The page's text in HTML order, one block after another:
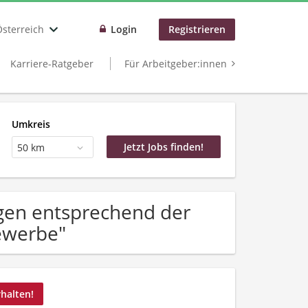
Login Registrieren
Karriere-Ratgeber Für Arbeitgeber:innen
Umkreis
50 km
entsprechend der